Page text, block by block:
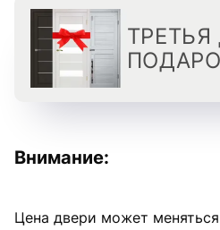
ТРЕТЬЯ
Внимание:
Цена двери может